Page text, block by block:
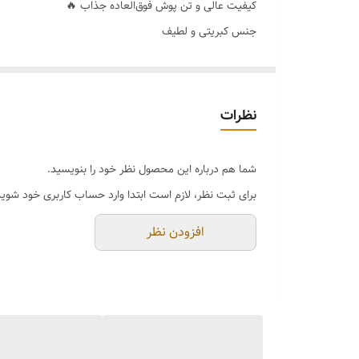
کیفیت عالی و تن پوش فوق‌العاده جذاب 🔥
جنس کبریتی و لطیف
نظرات
شما هم درباره این محصول نظر خود را بنویسید.
برای ثبت نظر، لازم است ابتدا وارد حساب کاربری خود
افزودن نظر